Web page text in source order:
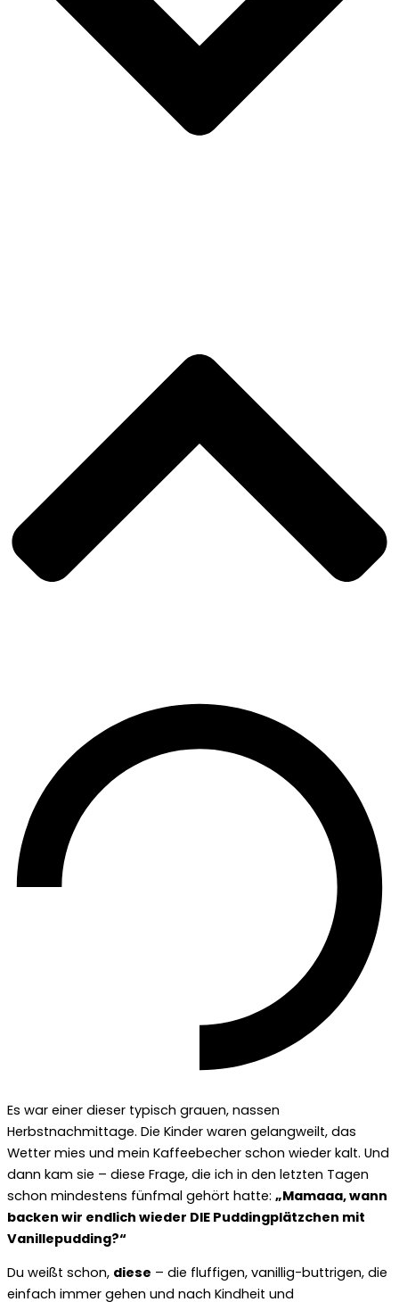
Es war einer dieser typisch grauen, nassen
Herbstnachmittage. Die Kinder waren gelangweilt, das
Wetter mies und mein Kaffeebecher schon wieder kalt. Und
dann kam sie – diese Frage, die ich in den letzten Tagen
schon mindestens fünfmal gehört hatte: „Mamaaa, wann
backen wir endlich wieder DIE Puddingplätzchen mit
Vanillepudding?“
Du weißt schon, diese – die fluffigen, vanillig-buttrigen, die
einfach immer gehen und nach Kindheit und